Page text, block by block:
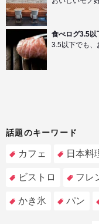
食べログ3.5以
3.5以下でも、
話題のキーワード
カフェ 日本料
ビストロ フレ
かき氷 パン